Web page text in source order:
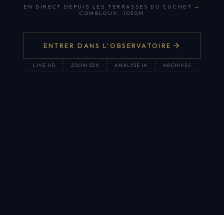
EN DIRECT DEPUIS LES TERRASSES DU CUCHET —
COMBLOUX, 1050M
ENTRER DANS L'OBSERVATOIRE
LIVE HD ZOOM 32X ANALYSE IA ARCHIVES